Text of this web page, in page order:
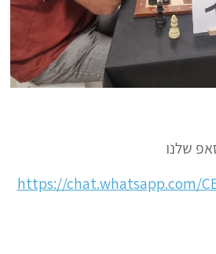
שלנו
https://chat.whatsapp.com/